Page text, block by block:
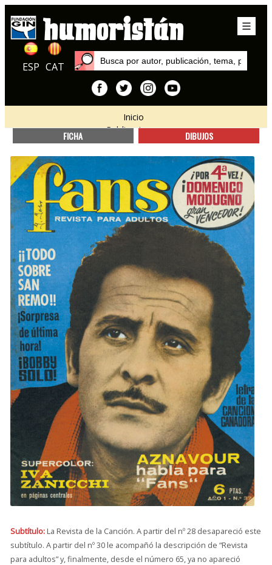
ESP CAT
Inicio
Publicaciones
FICHA DIBUJOS
Subtítulo:La Revista de la Canción. A partir del nº 28 desapareció este
subtítulo. A partir del nº 30 le acompañó la descripción de “Revista
para adultos” y, finalmente, desde el número 65, ya no apareció